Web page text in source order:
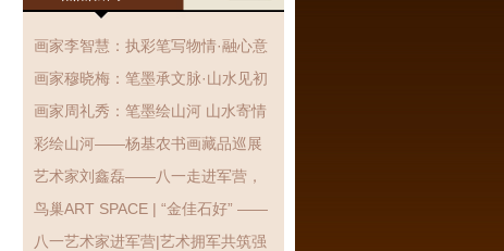
画家李智慧：执彩笔写物情·融心意
于丹青，国画作品赏析
画家穆晓梅：笔墨承文脉·山水见初
心、国画作品赏析
画家周礼秀：笔墨绘山河 山水寄情
怀
彩绘山河——杨基农书画藏品巡展
艺术家刘鑫磊——八一走进军营，
翰墨抒拥军情·丹青致敬子弟兵
鸟巢ART SPACE | “金佳石好” ——
金石拓片艺术展展览现场!
八一艺术家进军营|艺术拥军共筑强